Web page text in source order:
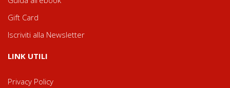
Gift Card
Iscriviti alla Newsletter
LINK UTILI
Privacy Policy